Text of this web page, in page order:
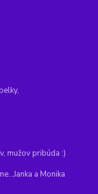
mužov pribúda :)
a Monika